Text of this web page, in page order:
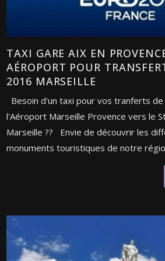
TAXI GARE AIX EN
AÉROPORT POUR
2016 MARSEILLE
Besoin d'un taxi pour vos tranferts de
l'Aéroport Marseille Provence vers le
Marseille ?? Envie de découvrir les
monuments touristiques de notre